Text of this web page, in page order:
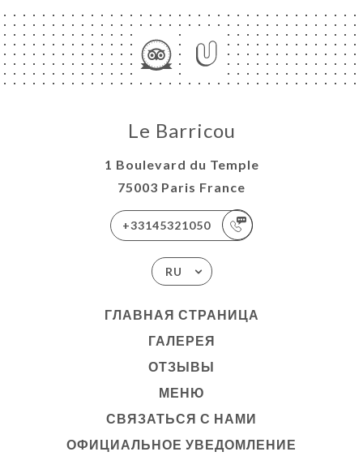
Le Barricou
1 Boulevard du Temple
75003 Paris France
+33145321050
RU
ГЛАВНАЯ СТРАНИЦА
ГАЛЕРЕЯ
ОТЗЫВЫ
МЕНЮ
СВЯЗАТЬСЯ С НАМИ
ОФИЦИАЛЬНОЕ УВЕДОМЛЕНИЕ